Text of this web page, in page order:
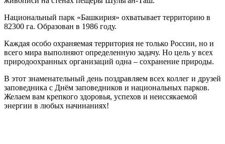
Национальный парк «Башкирия» охватывает территорию в
82300 га. Образован в 1986 году.
Каждая особо охраняемая территория не только России, но и
всего мира выполняют определенную задачу. Но цель у всех
природоохранных организаций одна – сохранение природы.
В этот знаменательный день поздравляем всех коллег и друзей
заповедника с Днём заповедников и национальных парков.
Желаем вам крепкого здоровья, успехов и неиссякаемой
энергии в любых начинаниях!